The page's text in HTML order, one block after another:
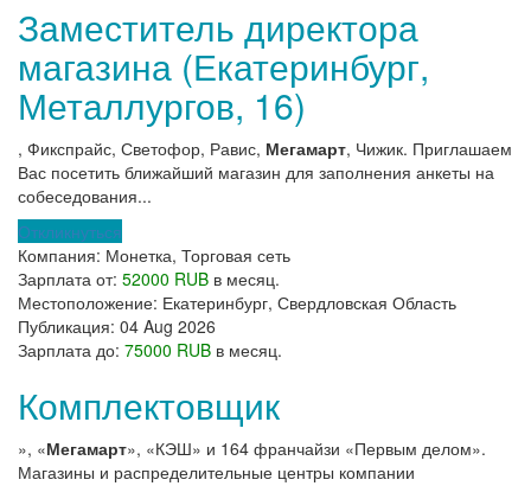
Заместитель директора
магазина (Екатеринбург,
Металлургов, 16)
, Фикспрайс, Светофор, Равис, Мегамарт, Чижик. Приглашаем
Вас посетить ближайший магазин для заполнения анкеты на
собеседования...
Откликнуться
Компания: Монетка, Торговая сеть
Зарплата от: 52000 RUB в месяц.
Местоположение: Екатеринбург, Свердловская Область
Публикация: 04 Aug 2026
Зарплата до: 75000 RUB в месяц.
Комплектовщик
», «Мегамарт», «КЭШ» и 164 франчайзи «Первым делом».
Магазины и распределительные центры компании